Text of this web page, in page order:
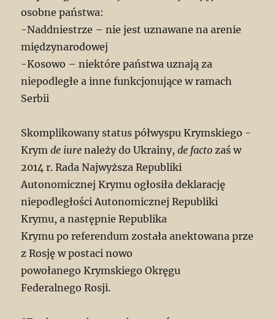
osobne państwa:
-Naddniestrze – nie jest uznawane na arenie
międzynarodowej
-Kosowo – niektóre państwa uznają za
niepodległe a inne funkcjonujące w ramach
Serbii
Skomplikowany status półwyspu Krymskiego -
Krymde iure należy do Ukrainy,de facto zaś w
2014 r. Rada Najwyższa Republiki
Autonomicznej Krymu ogłosiła deklarację
niepodległości Autonomicznej Republiki
Krymu, a następnie Republika
Krymu po referendum została anektowana prze
z Rosję w postaci nowo
powołanego Krymskiego Okręgu
Federalnego Rosji.